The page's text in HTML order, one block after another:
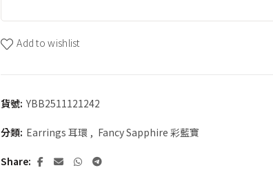
Add to wishlist
貨號: YBB2511121242
分類: Earrings 耳環 , Fancy Sapphire 彩藍寶
Share